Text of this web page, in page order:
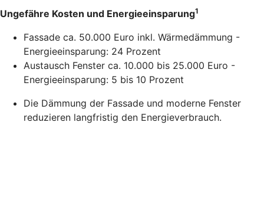
Ungefähre Kosten und Energieeinsparung1
Fassade ca. 50.000 Euro inkl. Wärmedämmung -
Energieeinsparung: 24 Prozent
Austausch Fenster ca. 10.000 bis 25.000 Euro -
Energieeinsparung: 5 bis 10 Prozent
Die Dämmung der Fassade und moderne Fenster
reduzieren langfristig den Energieverbrauch.